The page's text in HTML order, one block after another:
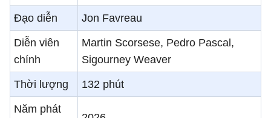
Đạo diễn Jon Favreau
Diễn viên
chính
Martin Scorsese, Pedro Pascal,
Sigourney Weaver
Thời lượng 132 phút
Năm phát